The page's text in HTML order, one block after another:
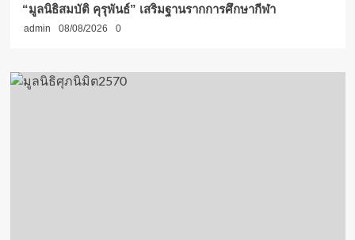
“มูลนิธิสมบัติ คุรุพันธ์” เสริมฐานรากการศึกษากีฬา
admin 08/08/2026 0